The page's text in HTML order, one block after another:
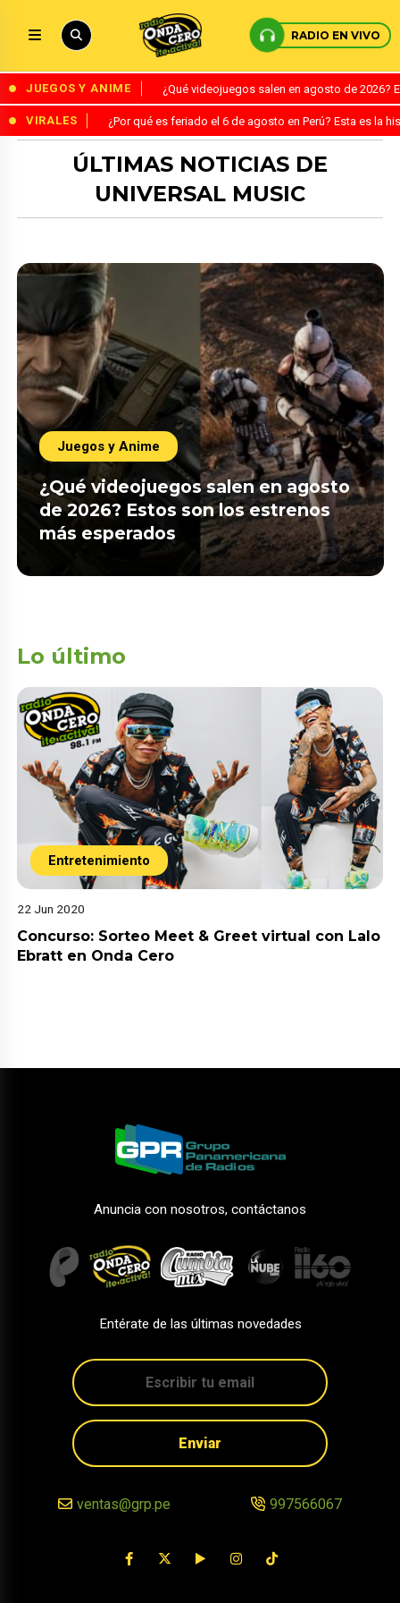
RADIO EN VIVO
JUEGOS Y ANIME ¿Qué videojuegos salen en agosto de
VIRALES ¿Por qué es feriado el 6 de agosto en Perú? Esta es la
ÚLTIMAS NOTICIAS DE
UNIVERSAL MUSIC
Juegos y Anime
¿Qué videojuegos salen en agosto
de 2026? Estos son los estrenos
más esperados
Lo último
Entretenimiento
22 Jun 2020
Concurso: Sorteo Meet & Greet virtual con Lalo
Ebratt en Onda Cero
Anuncia con nosotros, contáctanos
Entérate de las últimas novedades
Enviar
ventas@grp.pe 997566067